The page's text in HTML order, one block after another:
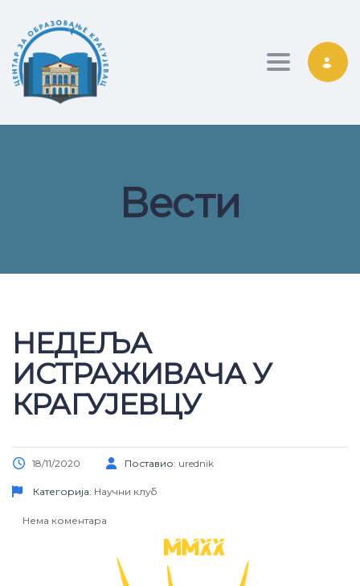
Toggle
Вести
НЕДЕЉА
ИСТРАЖИВАЧА У
КРАГУЈЕВЦУ
18/11/2020 Поставио: urednik
Категорија: Научни клуб
Нема коментара